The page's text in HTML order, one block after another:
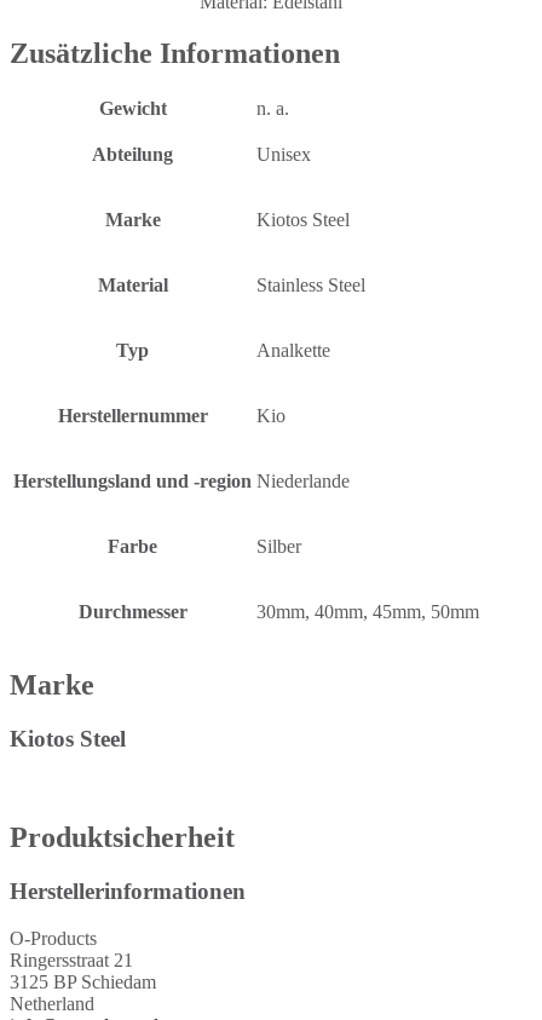
Zusätzliche Informationen
Gewicht n. a.
Abteilung Unisex
Marke Kiotos Steel
Material Stainless Steel
Typ Analkette
Herstellernummer Kio
Herstellungsland und -region Niederlande
Farbe Silber
Durchmesser 30mm, 40mm, 45mm, 50mm
Marke
Kiotos Steel
Produktsicherheit
Herstellerinformationen
O-Products
Ringersstraat 21
3125 BP Schiedam
Netherland